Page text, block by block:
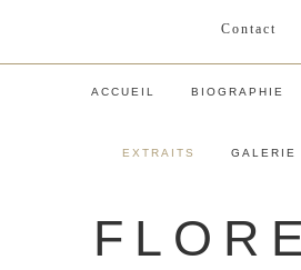
Contact
ACCUEIL BIOGRAPHIE
EXTRAITS GALERIE